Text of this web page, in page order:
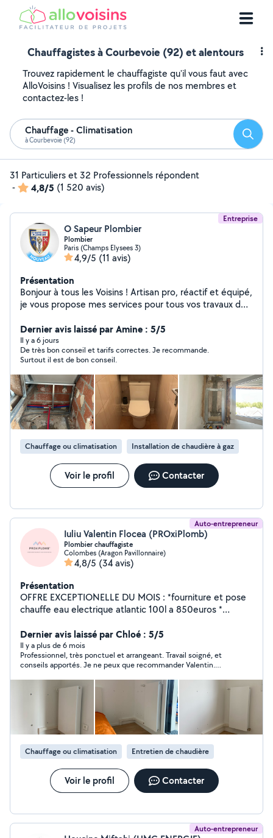
Chauffagistes à Courbevoie (92) et alentours
Trouvez rapidement le chauffagiste qu'il vous faut avec
AlloVoisins ! Visualisez les profils de nos membres et
contactez-les !
Chauffage - Climatisation
à Courbevoie (92)
31 Particuliers et 32 Professionnels répondent
-
4,8/5 (1 520 avis)
Entreprise
O Sapeur Plombier
Plombier
Paris (Champs Elysees 3)
4,9/5 (11 avis)
Présentation
Bonjour à tous les Voisins ! Artisan pro, réactif et équipé,
je vous propose mes services pour tous vos travaux de
débouchage d'urgence. De l'évier bouché à la création
de réseaux extérieurs, je gère vos chantiers de A à Z
avec rigueur et transparence. Mes prestations :
Débouchage d'urgence (7j/7) : WC, éviers, lavabos,
regards et canalisations générales. Plomberie &
Sanitaire : Fuites, robinetterie, WC, ballons d'eau
chaude (cumulus, thermodynamique) et rénovation
complète de salle de bain. Chauffage : Installation,
déplacement et entretien de radiateurs ou réseaux.
Terrassement & VRD : Tranchées réseaux (eau, élec,
tout-à-l'égout), pose de regards, drains et gestion des
eaux pluviales. Pourquoi me choisir ? Réactivité :
Intervention rapide pour vos urgences. Équipé & Assuré
: Matériel pro et Garantie décennale à jour. Zéro
Dernier avis laissé par Amine : 5/5
Il y a 6 jours
De très bon conseil et tarifs correctes. Je recommande.
Surtout il est de bon conseil.
Chauffage ou climatisation Installation de chaudière à gaz
Voir le profil Contacter
Auto-entrepreneur
Iuliu Valentin Flocea (PROxiPlomb)
Plombier chauffagiste
Colombes (Aragon Pavillonnaire)
4,8/5 (34 avis)
Présentation
OFFRE EXCEPTIONELLE DU MOIS : *fourniture et pose
chauffe eau electrique atlantic 100l a 850euros *
960euros * fourniture et pose chauffe eau electrique
atlantic 200l mural a 1050 euros Plombier chauffagiste,
activant dans le domaine de la CVC(chauffage
,ventilation,climatisation) depuis 2011 comme employe
et depuis 2020 comme artisan vous propose ses
service dans la plomberie le chauffage la ventilation et la
Dernier avis laissé par Chloé : 5/5
Il y a plus de 6 mois
Professionnel, très ponctuel et arrangeant. Travail soigné, et
conseils apportés. Je ne peux que recommander Valentin.
Chauffage ou climatisation Entretien de chaudière
Voir le profil Contacter
Auto-entrepreneur